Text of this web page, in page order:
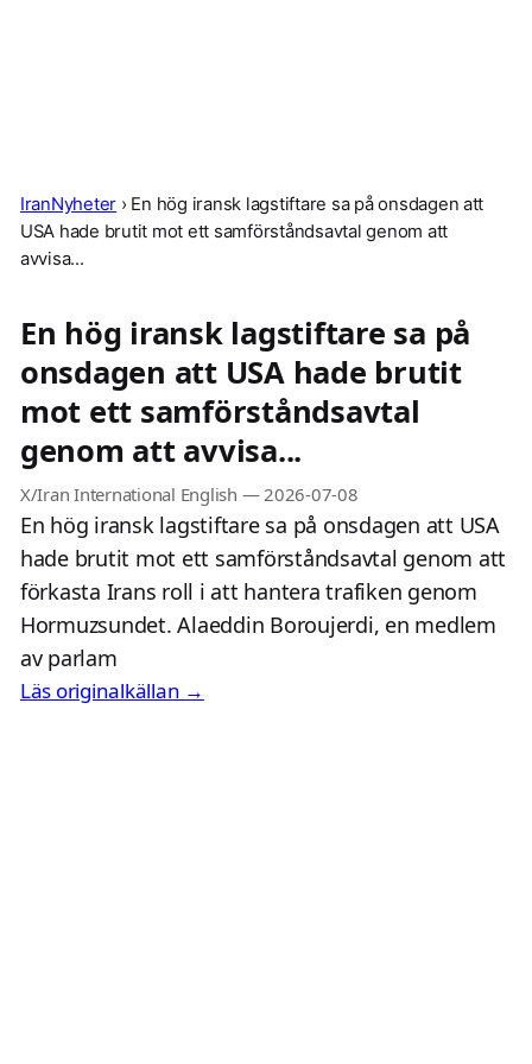
IranNyheter › En hög iransk lagstiftare sa på onsdagen att
USA hade brutit mot ett samförståndsavtal genom att
avvisa...
En hög iransk lagstiftare sa på
onsdagen att USA hade brutit
mot ett samförståndsavtal
genom att avvisa...
X/Iran International English — 2026-07-08
En hög iransk lagstiftare sa på onsdagen att USA
hade brutit mot ett samförståndsavtal genom att
förkasta Irans roll i att hantera trafiken genom
Hormuzsundet. Alaeddin Boroujerdi, en medlem
av parlam
Läs originalkällan →